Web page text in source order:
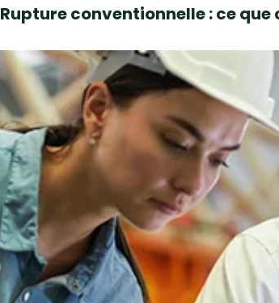
Rupture conventionnelle : ce